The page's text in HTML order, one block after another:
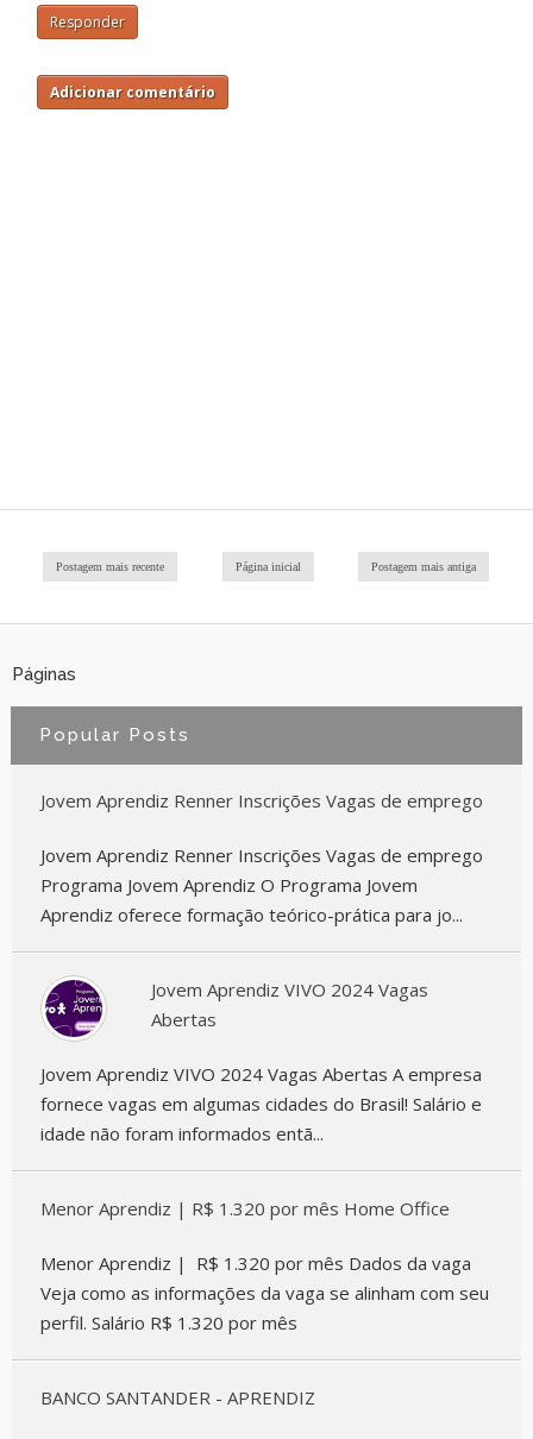
Responder
Adicionar comentário
Postagem mais recente Postagem mais antiga
Página inicial
Páginas
Popular Posts
Jovem Aprendiz Renner Inscrições Vagas de emprego
Jovem Aprendiz Renner Inscrições Vagas de emprego
Programa Jovem Aprendiz O Programa Jovem
Aprendiz oferece formação teórico-prática para jo...
Jovem Aprendiz VIVO 2024 Vagas
Abertas
Jovem Aprendiz VIVO 2024 Vagas Abertas A empresa
fornece vagas em algumas cidades do Brasil! Salário e
idade não foram informados entã...
Menor Aprendiz | R$ 1.320 por mês Home Office
Menor Aprendiz | R$ 1.320 por mês Dados da vaga
Veja como as informações da vaga se alinham com seu
perfil. Salário R$ 1.320 por mês
BANCO SANTANDER - APRENDIZ